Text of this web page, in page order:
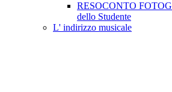
RESOCONTO
dello Studente
L' indirizzo musicale